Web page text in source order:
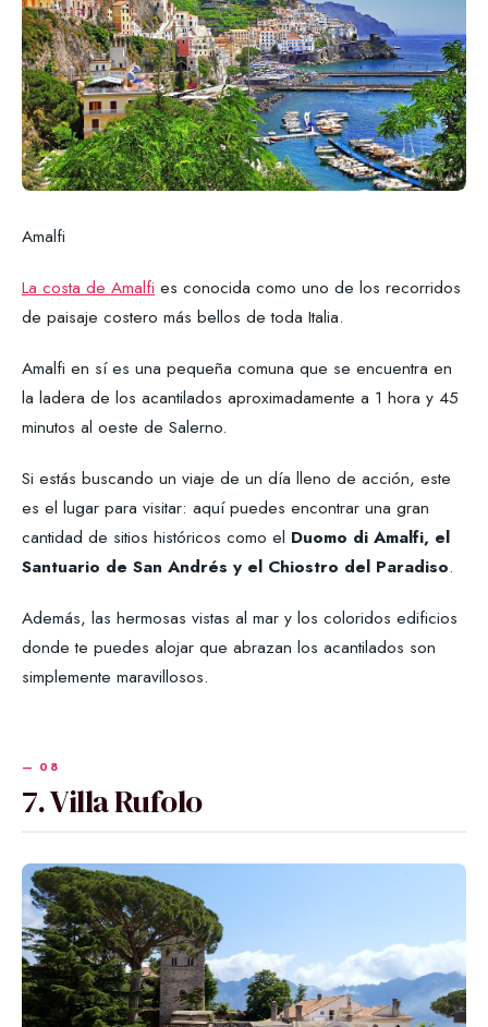
Amalfi
La costa de Amalfi es conocida como uno de los recorridos
de paisaje costero más bellos de toda Italia.
Amalfi en sí es una pequeña comuna que se encuentra en
la ladera de los acantilados aproximadamente a 1 hora y 45
minutos al oeste de Salerno.
Si estás buscando un viaje de un día lleno de acción, este
es el lugar para visitar: aquí puedes encontrar una gran
cantidad de sitios históricos como el Duomo di Amalfi, el
Santuario de San Andrés y el Chiostro del Paradiso.
Además, las hermosas vistas al mar y los coloridos edificios
donde te puedes alojar que abrazan los acantilados son
simplemente maravillosos.
7. Villa Rufolo